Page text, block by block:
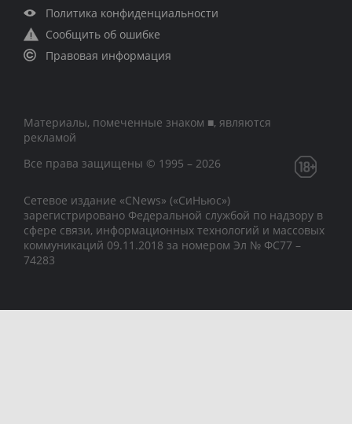
Политика конфиденциальности
Сообщить об ошибке
Правовая информация
Материалы, помеченные знаком ■, являются
рекламой
Все права защищены © 1995 – 2026
Сетевое издание «CNews» («СиНьюс»)
зарегистрировано Федеральной службой по надзору в
сфере связи, информационных технологий и массовых
коммуникаций 09.11.2018 за номером Эл № ФС77 –
74283